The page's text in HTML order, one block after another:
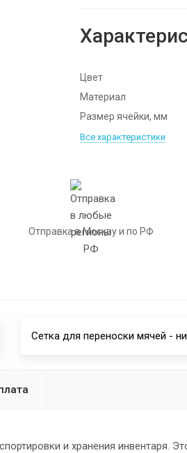
Цвет
Материал
Размер ячейки, мм
Все характеристики
Отправка в Москву и по РФ
и хранения инвентаря.